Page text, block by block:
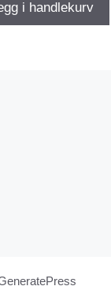
i handlekurv